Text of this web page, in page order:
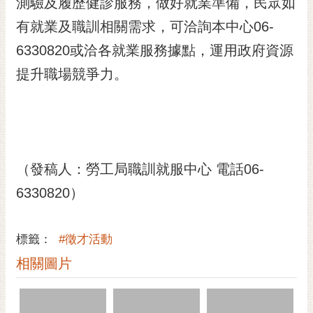
有就業及職訓相關需求，可洽詢本中心06-
6330820或洽各就業服務據點，運用政府資源
提升職場競爭力。
（發稿人：勞工局職訓就服中心 電話06-
6330820）
標籤： #徵才活動
相關圖片